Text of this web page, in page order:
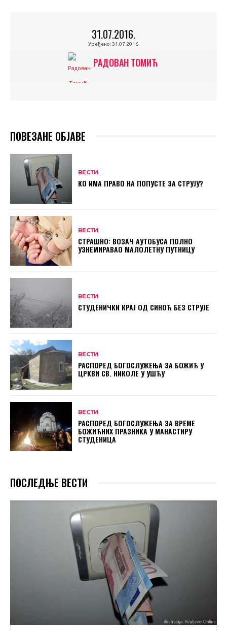
31.07.2016.
Уређено: 31.07.2016.
РАДОВАН ТОМИЋ
ПОВЕЗАНЕ ОБЈАВЕ
ВЕСТИ
КО ИМА ПРАВО НА ПОПУСТЕ ЗА СТРУЈУ?
ВЕСТИ
СТРАШНО: ВОЗАЧ АУТОБУСА ПОЛНО
УЗНЕМИРАВАО МАЛОЛЕТНУ ПУТНИЦУ
ВЕСТИ
СТУДЕНИЧКИ КРАЈ ОД СИНОЋ БЕЗ СТРУЈЕ
ВЕСТИ
РАСПОРЕД БОГОСЛУЖЕЊА ЗА БОЖИЋ У
ЦРКВИ СВ. НИКОЛЕ У УШЋУ
ВЕСТИ
РАСПОРЕД БОГОСЛУЖЕЊА ЗА ВРЕМЕ
БОЖИЋНИХ ПРАЗНИКА У МАНАСТИРУ
СТУДЕНИЦА
ПОСЛЕДЊЕ ВЕСТИ